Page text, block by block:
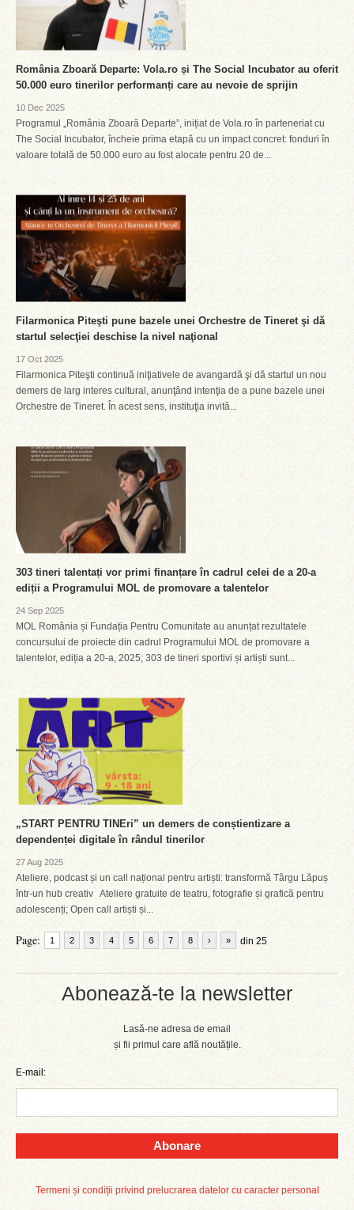
Abonează-te la newsletter
Lasă-ne adresa de email
și fii primul care află noutățile.
E-mail:
Abonare
Termeni și condiții privind prelucrarea datelor cu caracter personal
România Zboară Departe: Vola.ro și The Social Incubator au oferit
50.000 euro tinerilor performanți care au nevoie de sprijin
10 Dec 2025
Programul „România Zboară Departe”, inițiat de Vola.ro în parteneriat cu
The Social Incubator, încheie prima etapă cu un impact concret: fonduri în
valoare totală de 50.000 euro au fost alocate pentru 20 de...
Filarmonica Piteşti pune bazele unei Orchestre de Tineret şi dă
startul selecţiei deschise la nivel naţional
17 Oct 2025
Filarmonica Piteşti continuă iniţiativele de avangardă şi dă startul un nou
demers de larg interes cultural, anunţând intenţia de a pune bazele unei
Orchestre de Tineret. În acest sens, instituţia invită...
303 tineri talentați vor primi finanțare în cadrul celei de a 20-a
ediții a Programului MOL de promovare a talentelor
24 Sep 2025
MOL România și Fundația Pentru Comunitate au anunțat rezultatele
concursului de proiecte din cadrul Programului MOL de promovare a
talentelor, ediția a 20-a, 2025; 303 de tineri sportivi și artiști sunt...
„START PENTRU TINEri” un demers de conștientizare a
dependenței digitale în rândul tinerilor
27 Aug 2025
Ateliere, podcast și un call național pentru artiști: transformă Târgu Lăpuș
într-un hub creativ Ateliere gratuite de teatru, fotografie și grafică pentru
adolescenți; Open call artiști și...
Page: 1 2 3 4 5 6 7 8 din 25
› »